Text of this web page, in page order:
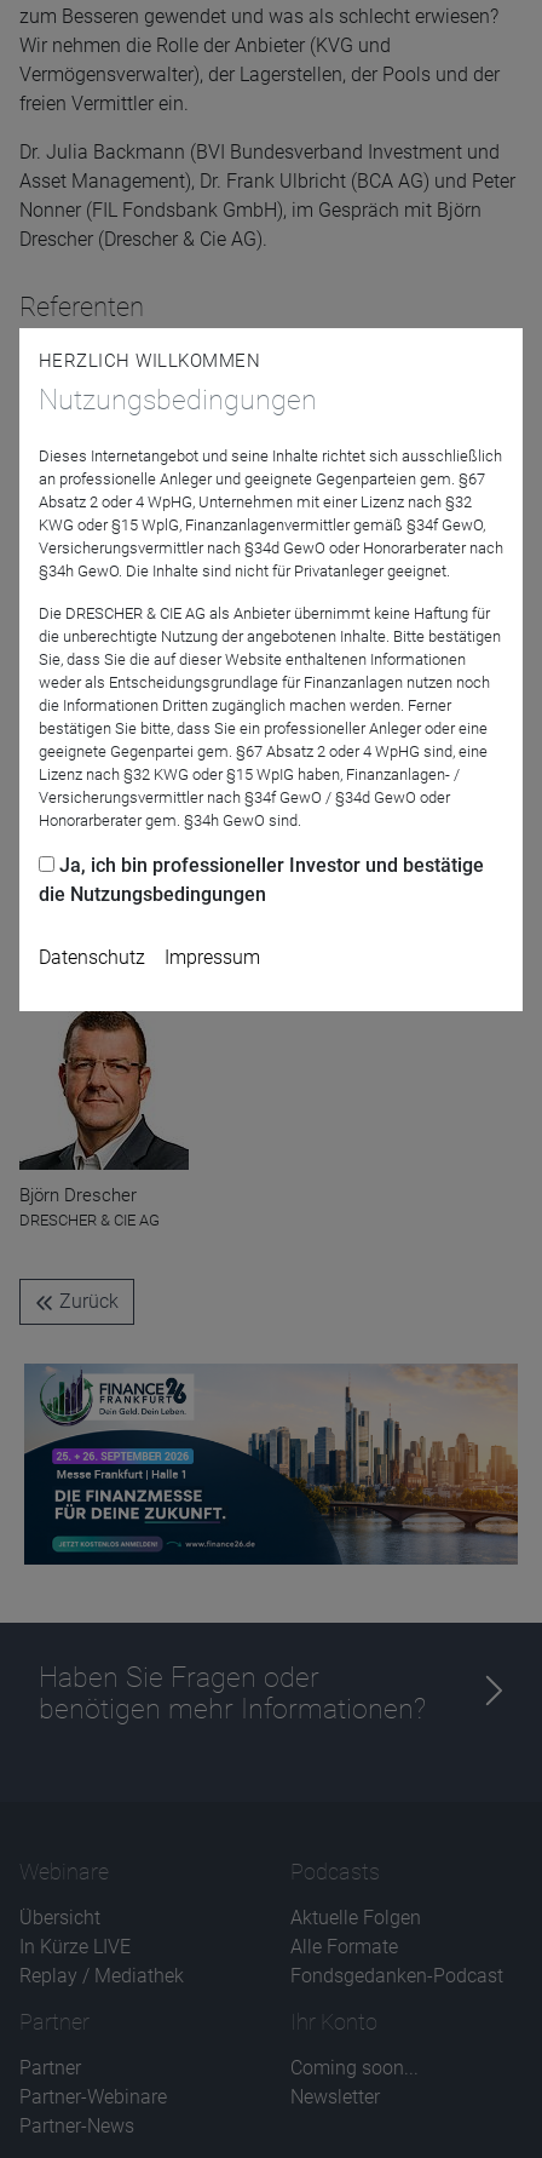
zum Besseren gewendet und was als schlecht erwiesen?
Wir nehmen die Rolle der Anbieter (KVG und
Vermögensverwalter), der Lagerstellen, der Pools und der
freien Vermittler ein.
Dr. Julia Backmann (BVI Bundesverband Investment und
Asset Management), Dr. Frank Ulbricht (BCA AG) und Peter
Nonner (FIL Fondsbank GmbH), im Gespräch mit Björn
Drescher (Drescher & Cie AG).
Referenten
Dr. Frank Ulbricht
BfV Bank für Vermögen
Peter Nonner
FIL Fondsbank GmbH
Dr. Julia Backmann
Allianz Global Investors
GmbH
Moderation
Björn Drescher
DRESCHER & CIE AG
Zurück
Haben Sie Fragen oder
benötigen mehr Informationen?
Webinare
Übersicht
In Kürze LIVE
Replay / Mediathek
Podcasts
Aktuelle Folgen
Alle Formate
Fondsgedanken-Podcast
Partner
Partner
Partner-Webinare
Partner-News
Ihr Konto
Coming soon...
Newsletter
HERZLICH WILLKOMMEN
Nutzungsbedingungen
Dieses Internetangebot und seine Inhalte richtet sich ausschließlich
an professionelle Anleger und geeignete Gegenparteien gem. §67
Absatz 2 oder 4 WpHG, Unternehmen mit einer Lizenz nach §32
KWG oder §15 WplG, Finanzanlagenvermittler gemäß §34f GewO,
Versicherungsvermittler nach §34d GewO oder Honorarberater nach
§34h GewO. Die Inhalte sind nicht für Privatanleger geeignet.
Die DRESCHER & CIE AG als Anbieter übernimmt keine Haftung für
die unberechtigte Nutzung der angebotenen Inhalte. Bitte bestätigen
Sie, dass Sie die auf dieser Website enthaltenen Informationen
weder als Entscheidungsgrundlage für Finanzanlagen nutzen noch
die Informationen Dritten zugänglich machen werden. Ferner
bestätigen Sie bitte, dass Sie ein professioneller Anleger oder eine
geeignete Gegenpartei gem. §67 Absatz 2 oder 4 WpHG sind, eine
Lizenz nach §32 KWG oder §15 WpIG haben, Finanzanlagen- /
Versicherungsvermittler nach §34f GewO / §34d GewO oder
Honorarberater gem. §34h GewO sind.
Ja, ich bin professioneller Investor und bestätige
die Nutzungsbedingungen
Datenschutz Impressum
Name
CPref
Anbieter
D&C